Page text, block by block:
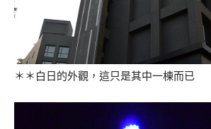
＊＊白日的外觀，這只是其中一棟而已